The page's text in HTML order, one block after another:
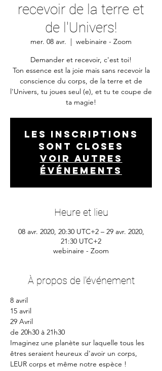
recevoir de la terre et
de l'Univers!
mer. 08 avr.
  |
webinaire - Zoom
Demander et recevoir, c'est toi!
Ton essence est la joie mais sans recevoir la
conscience du corps, de la terre et de
l'Univers, tu joues seul (e), et tu te coupe de
ta magie!
Les inscriptions
sont closes
Voir autres
événements
Heure et lieu
08 avr. 2020, 20:30 UTC+2 – 29 avr. 2020,
21:30 UTC+2
webinaire - Zoom
À propos de l'événement
8 avril
15 avril
29 Avril
de 20h30 à 21h30
Imaginez une planète sur laquelle tous les
êtres seraient heureux d'avoir un corps,
LEUR corps et même notre espèce !